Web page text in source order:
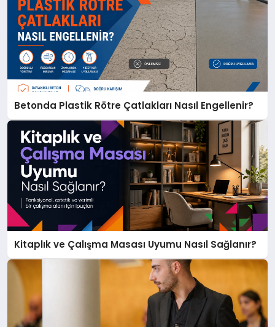
Betonda Plastik Rötre Çatlakları Nasıl Engellenir?
Kitaplık ve Çalışma Masası Uyumu Nasıl Sağlanır?